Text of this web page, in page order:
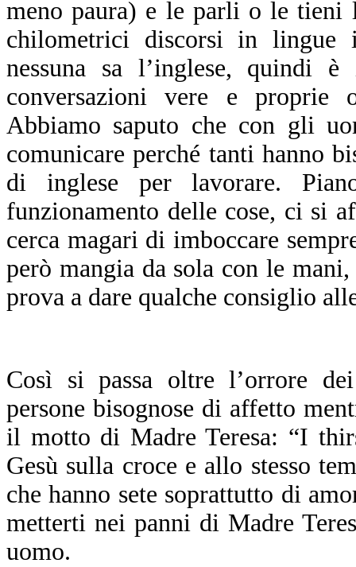
meno paura) e le parli o le tieni
chilometrici discorsi in lingue
nessuna sa l’inglese, quindi
conversazioni vere e
Abbiamo saputo che con gli
comunicare perché tanti hanno
di inglese per lavorare.
funzionamento delle cose, ci si
cerca magari di imboccare
però mangia da sola con le
prova a dare qualche consiglio
Così si passa oltre l’orrore
persone bisognose di affetto
il motto di Madre Teresa: “I
Gesù sulla croce e allo stesso
che hanno sete soprattutto di
metterti nei panni di Madre
uomo.